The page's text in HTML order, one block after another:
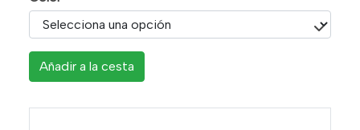
Añadir a la cesta